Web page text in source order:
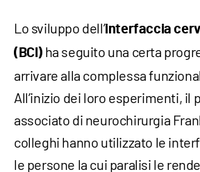
Lo sviluppo dell’interfaccia
(BCI) ha seguito una certa
arrivare alla complessa
All’inizio dei loro esperimenti, il
associato di neurochirurgia
colleghi hanno utilizzato le
le persone la cui paralisi le